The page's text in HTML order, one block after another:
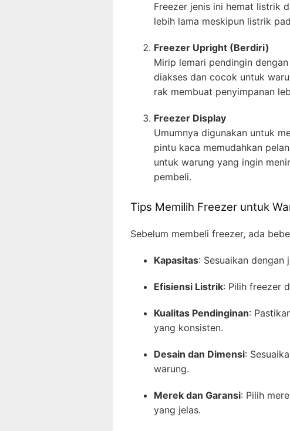
Freezer jenis ini hemat listrik
lebih lama meskipun listrik
Freezer Upright (Berdiri)
Mirip lemari pendingin
diakses dan cocok untuk
rak membuat penyimpanan
Freezer Display
Umumnya digunakan untuk
pintu kaca memudahkan
untuk warung yang ingin
pembeli.
Tips Memilih Freezer untuk
Sebelum membeli freezer, ada
Kapasitas: Sesuaikan dengan
Efisiensi Listrik: Pilih freezer
Kualitas Pendinginan:
yang konsisten.
Desain dan Dimensi:
warung.
Merek dan Garansi: Pilih
yang jelas.